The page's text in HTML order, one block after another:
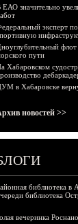
ЕАО значительно
эксперт
флот
пути
Хабаровском
в Хабаровске
новостей >>
библиотека в
библиотека
вечеринка